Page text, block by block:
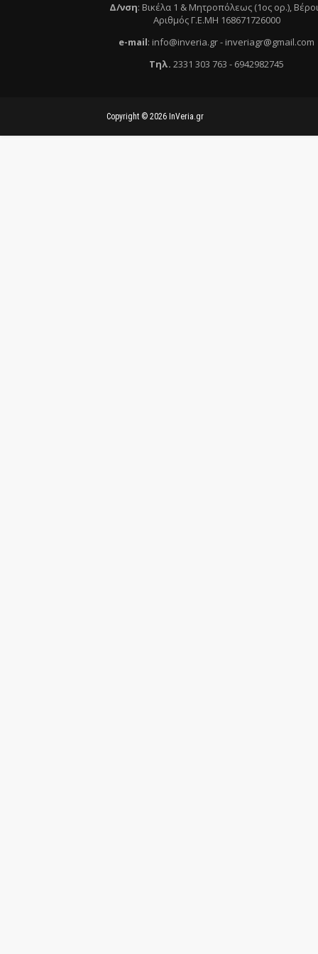
Δ/νση: Βικέλα 1 & Μητροπόλεως (1ος ορ.),
Αριθμός Γ.Ε.ΜΗ 168671726000
e-mail: info@inveria.gr- inveriagr@gmail.com
Τηλ. 2331 303 763 - 6942982745
Copyright © 2026 InVeria.gr